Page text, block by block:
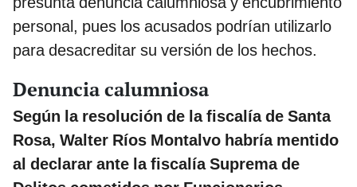
personal, pues los acusados podrían utilizarlo
para desacreditar su versión de los hechos.
Denuncia calumniosa
Según la resolución de la fiscalía de Santa
Rosa, Walter Ríos Montalvo habría mentido
al declarar ante la fiscalía Suprema de